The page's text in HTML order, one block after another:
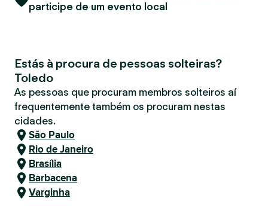
participe de um evento local
Estás à procura de pessoas solteiras?
Toledo
As pessoas que procuram membros solteiros aí
frequentemente também os procuram nestas
cidades.
São Paulo
Rio de Janeiro
Brasília
Barbacena
Varginha